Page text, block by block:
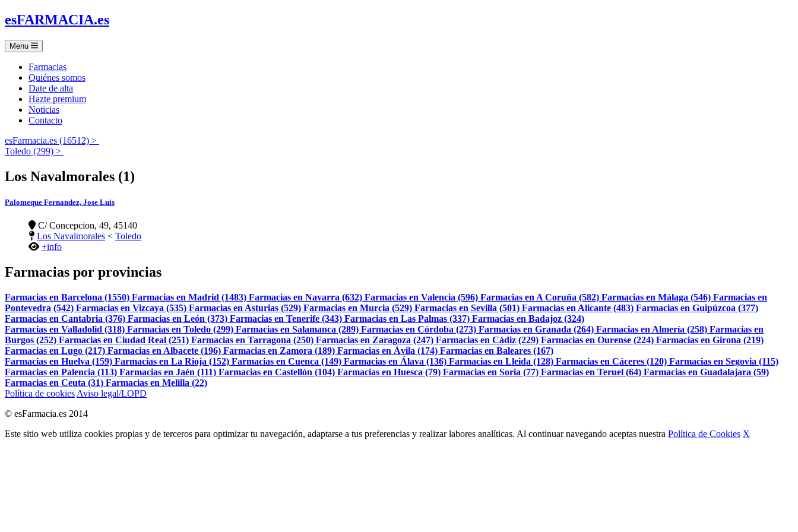
esFARMACIA.es
Menu
Farmacias
Quiénes somos
Date de alta
Hazte premium
Noticias
Contacto
esFarmacia.es (16512) >
Toledo (299) >
Los Navalmorales (1)
Palomeque Fernandez, Jose Luis
C/ Concepcion, 49, 45140
Los Navalmorales < Toledo
+info
Farmacias por provincias
Farmacias en Barcelona (1550) Farmacias en Madrid (1483) Farmacias en Navarra (632) Farmacias en Valencia (596) Farmacias en A Coruña (582) Farmacias en Málaga (546) Farmacias en
Pontevedra (542) Farmacias en Vizcaya (535) Farmacias en Asturias (529) Farmacias en Murcia (529) Farmacias en Sevilla (501) Farmacias en Alicante (483) Farmacias en Guipúzcoa (377)
Farmacias en Cantabria (376) Farmacias en León (373) Farmacias en Tenerife (343) Farmacias en Las Palmas (337) Farmacias en Badajoz (324)
Farmacias en Valladolid (318) Farmacias en Toledo (299) Farmacias en Salamanca (289) Farmacias en Córdoba (273) Farmacias en Granada (264) Farmacias en Almería (258) Farmacias en
Burgos (252) Farmacias en Ciudad Real (251) Farmacias en Tarragona (250) Farmacias en Zaragoza (247) Farmacias en Cádiz (229) Farmacias en Ourense (224) Farmacias en Girona (219)
Farmacias en Lugo (217) Farmacias en Albacete (196) Farmacias en Zamora (189) Farmacias en Ávila (174) Farmacias en Baleares (167)
Farmacias en Huelva (159) Farmacias en La Rioja (152) Farmacias en Cuenca (149) Farmacias en Álava (136) Farmacias en Lleida (128) Farmacias en Cáceres (120) Farmacias en Segovia (115)
Farmacias en Palencia (113) Farmacias en Jaén (111) Farmacias en Castellón (104) Farmacias en Huesca (79) Farmacias en Soria (77) Farmacias en Teruel (64) Farmacias en Guadalajara (59)
Farmacias en Ceuta (31) Farmacias en Melilla (22)
Política de cookies Aviso legal/LOPD
© esFarmacia.es 2014
Este sitio web utiliza cookies propias y de terceros para optimizar tu navegación, adaptarse a tus preferencias y realizar labores analíticas. Al continuar navegando aceptas nuestra Política de Cookies X